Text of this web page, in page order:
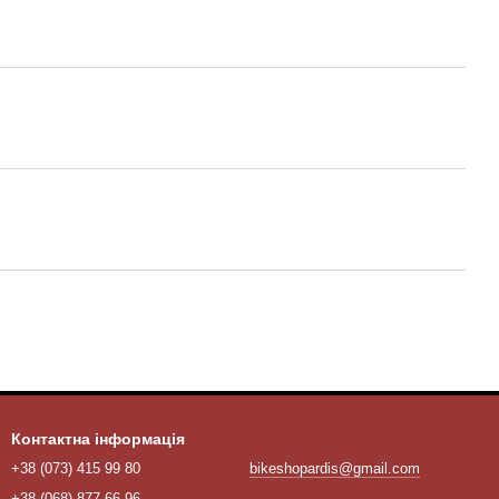
Контактна інформація
+38 (073) 415 99 80
bikeshopardis@gmail.com